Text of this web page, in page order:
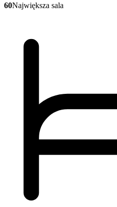
60Największa sala